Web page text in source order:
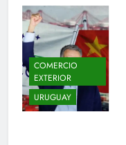
COMERCIO
EXTERIOR
URUGUAY